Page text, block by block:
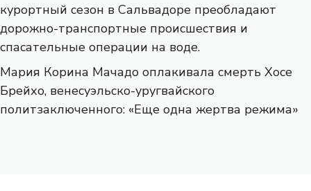
курортный сезон в Сальвадоре преобладают
дорожно-транспортные происшествия и
спасательные операции на воде.
Мария Корина Мачадо оплакивала смерть Хосе
Брейхо, венесуэльско-уругвайского
политзаключенного: «Еще одна жертва режима»